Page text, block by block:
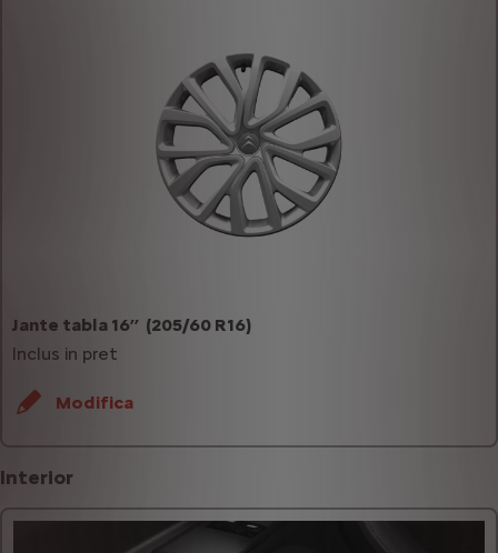
Jante tabla 16’’ (205/60 R16)
Inclus in pret
Modifica
Interior